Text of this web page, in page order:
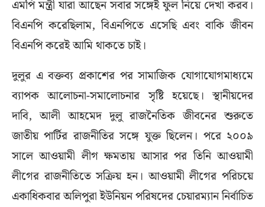
এমপি মন্ত্রী যারা আছেন সবার সঙ্গেই ফুল নিয়ে দেখা করব।
বিএনপি করেছিলাম, বিএনপিতে এসেছি এবং বাকি জীবন
বিএনপি করেই আমি থাকতে চাই।
দুলুর এ বক্তব্য প্রকাশের পর সামাজিক যোগাযোগমাধ্যমে
ব্যাপক আলোচনা-সমালোচনার সৃষ্টি হয়েছে। স্থানীয়দের
দাবি, আলী আহমেদ দুলু রাজনৈতিক জীবনের শুরুতে
জাতীয় পার্টির রাজনীতির সঙ্গে যুক্ত ছিলেন। পরে ২০০৯
সালে আওয়ামী লীগ ক্ষমতায় আসার পর তিনি আওয়ামী
লীগের রাজনীতিতে সক্রিয় হন। আওয়ামী লীগের পরিচয়ে
একাধিকবার অলিপুরা ইউনিয়ন পরিষদের চেয়ারম্যান নির্বাচিত